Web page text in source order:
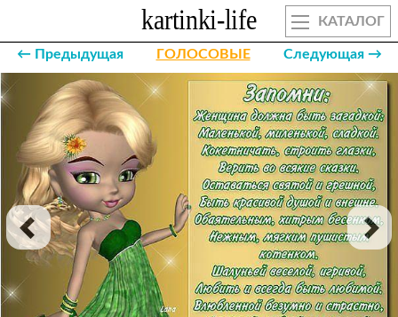
КАТАЛОГ
← Предыдущая ГОЛОСОВЫЕ Следующая →